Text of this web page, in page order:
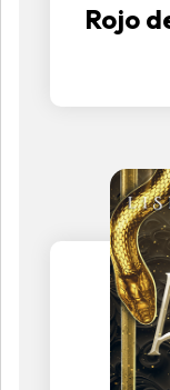
Rojo